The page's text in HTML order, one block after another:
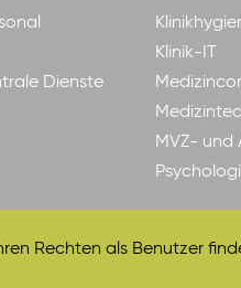
Dienste
Klinik-IT
MVZ-
Rechten als Benutzer